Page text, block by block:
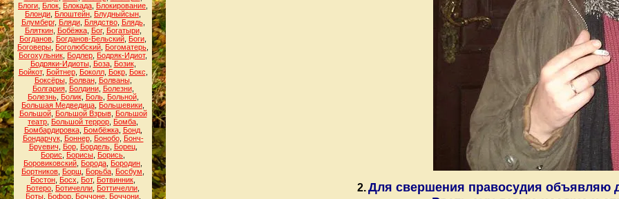
Блоги Блок Блокада Блокирование
Блонди Блоштейн Блудныйсын
Блумберг, Бляди, Блядство, Блядь,
Бляткин, Бобёжка, Бог, Богатыри,
Богданов Богданов-Бельский Боги
Боговеры Боголюбский Богоматерь
Богохульник Бодлер Бодряк-Идиот,
Бодряки-Идиоты, Боза, Бозик,
Бойкот, Бойтнер, Боколл, Бокр, Бокс
Боксёры, Болван, Болваны,
Болгария, Болдини, Болезни,
Болезнь, Болик, Боль, Больной,
Большая Медведица Большевики
Большой, Большой Взрыв, Большой
театр Большой террор Бомба
Бомбардировка, Бомбёжка, Бонд,
Бондарчук, Боннер, Бонобо, Бонч-
Бруевич
Бор, Бордель, Борец,
Борис
Борисы Борись
Боровиковский Борода Бородин
Бортников Борщ Борьба Босбум
Бостон Босх Бот, Ботвинник
Ботеро Ботичелли Боттичелли
Боты, Бофор, Боччоне, Боччони,
2. Для свершения правосудия объявляю